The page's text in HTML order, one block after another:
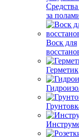
за
Воск для
Герметик